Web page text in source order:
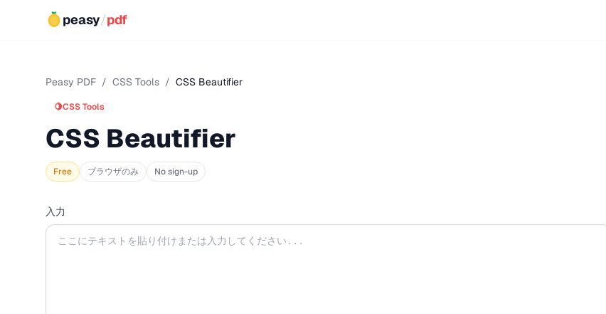
peasy/pdf
Peasy PDF / CSS Tools / CSS Beautifier
🍋CSS Tools
CSS Beautifier
Free ブラウザのみ No sign-up
入力